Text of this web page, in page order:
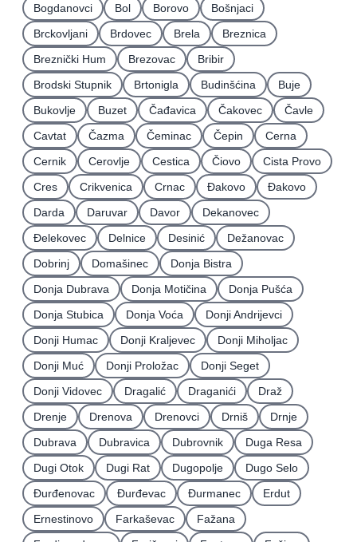
Bogdanovci
Bol Borovo
Bošnjaci
Brckovljani
Brdovec Brela
Breznica
Breznički Hum
Brezovac
Bribir
Brodski Stupnik
Brtonigla Budinšćina
Buje
Bukovlje
Buzet Čađavica Čakovec
Čavle
Cavtat
Čazma Čeminac Čepin
Cerna
Cernik
Cerovlje Cestica Čiovo
Cista Provo
Cres
Crikvenica Crnac Đakovo
Ðakovo
Darda
Daruvar Davor
Dekanovec
Ðelekovec
Delnice Desinić
Dežanovac
Dobrinj
Domašinec
Donja Bistra
Donja Dubrava
Donja Motičina
Donja Pušća
Donja Stubica
Donja Voća
Donji Andrijevci
Donji Humac
Donji Kraljevec
Donji Miholjac
Donji Muć
Donji Proložac
Donji Seget
Donji Vidovec
Dragalić Draganići
Draž
Drenje
Drenova Drenovci Drniš
Drnje
Dubrava
Dubravica Dubrovnik
Duga Resa
Dugi Otok
Dugi Rat Dugopolje
Dugo Selo
Ðurđenovac
Ðurđevac Ðurmanec
Erdut
Ernestinovo
Farkaševac
Fažana